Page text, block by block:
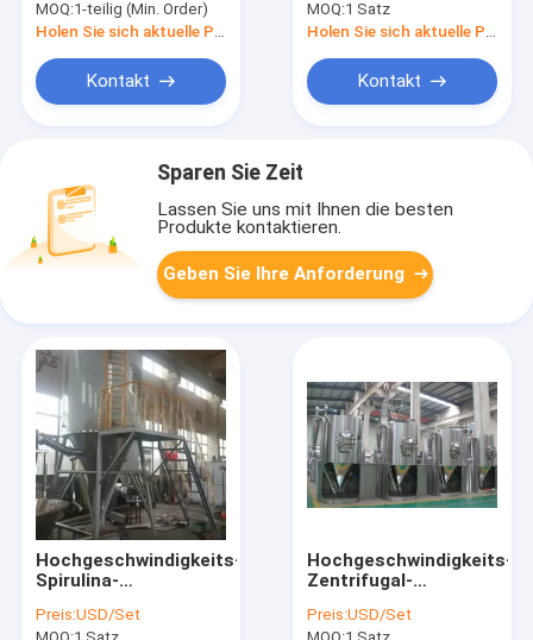
Lebensmittel /
Chemikalien
MOQ:1-teilig (Min. Order)
Holen Sie sich aktuelle Preis
Kontakt
Maschinen-220V-
450V
MOQ:1 Satz
Holen Sie sich aktuelle Preis
Kontakt
Sparen Sie Zeit
Lassen Sie uns mit Ihnen die besten
Produkte kontaktieren.
Geben Sie Ihre Anforderung
Hochgeschwindigkeits-
Spirulina-
industrielle
Preis:USD/Set
Hochgeschwindigkeits-
Zentrifugal-
Energieeinsparung
Preis:USD/Set